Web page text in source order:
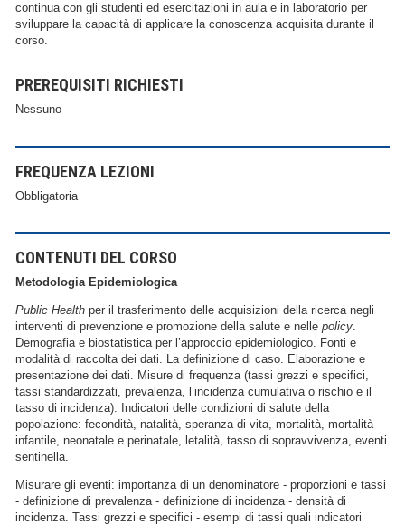
continua con gli studenti ed esercitazioni in aula e in laboratorio per
sviluppare la capacità di applicare la conoscenza acquisita durante il
corso.
PREREQUISITI RICHIESTI
Nessuno
FREQUENZA LEZIONI
Obbligatoria
CONTENUTI DEL CORSO
Metodologia Epidemiologica
Public Health per il trasferimento delle acquisizioni della ricerca negli
interventi di prevenzione e promozione della salute e nelle policy.
Demografia e biostatistica per l’approccio epidemiologico. Fonti e
modalità di raccolta dei dati. La definizione di caso. Elaborazione e
presentazione dei dati. Misure di frequenza (tassi grezzi e specifici,
tassi standardizzati, prevalenza, l’incidenza cumulativa o rischio e il
tasso di incidenza). Indicatori delle condizioni di salute della
popolazione: fecondità, natalità, speranza di vita, mortalità, mortalità
infantile, neonatale e perinatale, letalità, tasso di sopravvivenza, eventi
sentinella.
Misurare gli eventi: importanza di un denominatore - proporzioni e tassi
- definizione di prevalenza - definizione di incidenza - densità di
incidenza. Tassi grezzi e specifici - esempi di tassi quali indicatori